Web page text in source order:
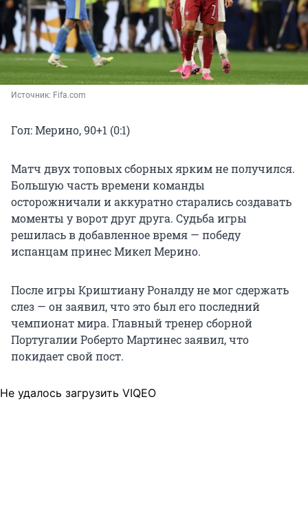
Источник: Fifa.com
Гол: Мерино, 90+1 (0:1)
Матч двух топовых сборных ярким не получился.
Большую часть времени команды
осторожничали и аккуратно старались создавать
моменты у ворот друг друга. Судьба игры
решилась в добавленное время — победу
испанцам принес Микел Мерино.
После игры Криштиану Роналду не мог сдержать
слез — он заявил, что это был его последний
чемпионат мира. Главный тренер сборной
Португалии Роберто Мартинес заявил, что
покидает свой пост.
Не удалось загрузить VIQEO